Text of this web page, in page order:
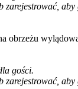
zarejestrować, aby
obrzeżu
gości.
zarejestrować, aby